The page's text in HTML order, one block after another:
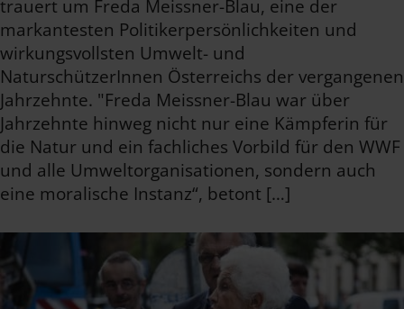
trauert um Freda Meissner-Blau, eine der
markantesten Politikerpersönlichkeiten und
wirkungsvollsten Umwelt- und
NaturschützerInnen Österreichs der vergangenen
Jahrzehnte. "Freda Meissner-Blau war über
Jahrzehnte hinweg nicht nur eine Kämpferin für
die Natur und ein fachliches Vorbild für den WWF
und alle Umweltorganisationen, sondern auch
eine moralische Instanz“, betont […]